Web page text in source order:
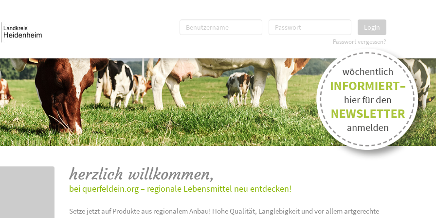
Login
Passwort vergessen?
herzlich willkommen,
bei querfeldein.org – regionale Lebensmittel neu entdecken!
Setze jetzt auf Produkte aus regionalem Anbau! Hohe Qualität, Langlebigkeit und vor allem artgerechte